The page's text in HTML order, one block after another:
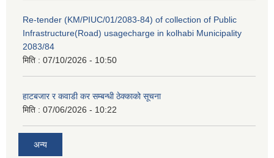
Re-tender (KM/PIUC/01/2083-84) of collection of Public
Infrastructure(Road) usagecharge in kolhabi Municipality
2083/84
मिति : 07/10/2026 - 10:50
हाटबजार र कवाडी कर सम्बन्धी ठेक्काको सूचना
मिति : 07/06/2026 - 10:22
अन्य